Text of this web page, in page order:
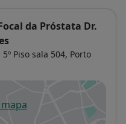
da Próstata Dr.
5º Piso sala 504, Porto
num novo separador